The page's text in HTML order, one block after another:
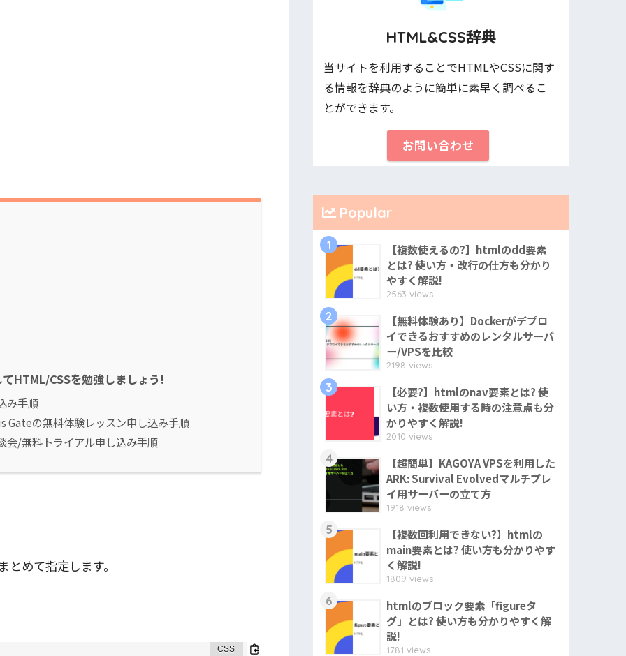
HTML/CSSを勉強しましょう!
み手順
の無料体験レッスン申し込み手順
会/無料トライアル申し込み手順
めて指定します。
HTML&CSS辞典
当サイトを利用することでHTMLやCSSに関す
る情報を辞典のように簡単に素早く調べるこ
とができます。
お問い合わせ
Popular
1
【複数使えるの?】htmlのdd要素
とは? 使い方・改行の仕方も分かり
やすく解説!
2563 views
2
【無料体験あり】Dockerがデプロ
イできるおすすめのレンタルサーバ
ー/VPSを比較
2198 views
3
【必要?】htmlのnav要素とは? 使
い方・複数使用する時の注意点も分
かりやすく解説!
2010 views
4
【超簡単】KAGOYA VPSを利用した
ARK: Survival Evolvedマルチプレ
イ用サーバーの立て方
1918 views
5
【複数回利用できない?】htmlの
main要素とは? 使い方も分かりやす
く解説!
1809 views
6
htmlのブロック要素「figureタ
グ」とは? 使い方も分かりやすく解
説!
1781 views